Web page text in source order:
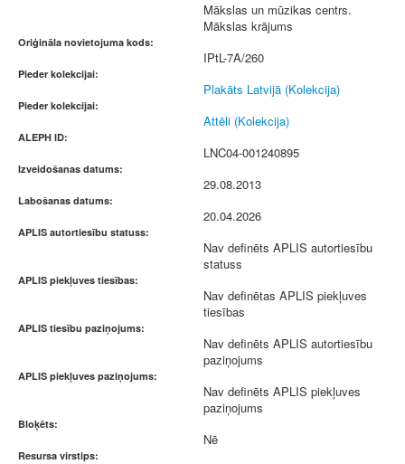
Mākslas un mūzikas centrs.
Mākslas krājums
Oriģināla novietojuma kods:
IPtL-7A/260
Pieder kolekcijai:
Plakāts Latvijā (Kolekcija)
Pieder kolekcijai:
Attēli (Kolekcija)
ALEPH ID:
LNC04-001240895
Izveidošanas datums:
29.08.2013
Labošanas datums:
20.04.2026
APLIS autortiesību statuss:
Nav definēts APLIS autortiesību
statuss
APLIS piekļuves tiesības:
Nav definētas APLIS piekļuves
tiesības
APLIS tiesību paziņojums:
Nav definēts APLIS autortiesību
paziņojums
APLIS piekļuves paziņojums:
Nav definēts APLIS piekļuves
paziņojums
Bloķēts:
Nē
Resursa virstips: